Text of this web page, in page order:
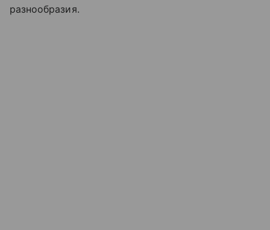
разнообразия.